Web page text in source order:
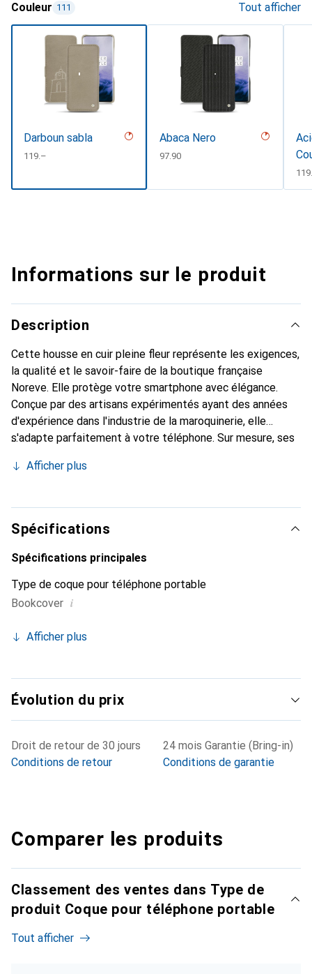
Couleur 111 Tout afficher
Darboun sabla
CHF
119.–
Abaca Nero
CHF
97.90
CHF
Informations sur le produit
Description
Cette housse en cuir pleine fleur représente les exigences,
la qualité et le savoir-faire de la boutique française
Noreve. Elle protège votre smartphone avec élégance.
Conçue par des artisans expérimentés ayant des années
d'expérience dans l'industrie de la maroquinerie, elle
s'adapte parfaitement à votre téléphone. Sur mesure, ses
Elle devient l'accessoire chic et incontournable pour votre
produits de haute qualité, la marque Noreve est un choix
fiable pour une clientèle exigeante.
Afficher plus
Spécifications
Spécifications principales
Type de coque pour téléphone portable
Bookcover i
Afficher plus
Évolution du prix
Droit de retour de 30 jours
Conditions de retour
24 mois Garantie (Bring-in)
Conditions de garantie
Comparer les produits
Classement des ventes dans Type de
produit Coque pour téléphone portable
Tout afficher